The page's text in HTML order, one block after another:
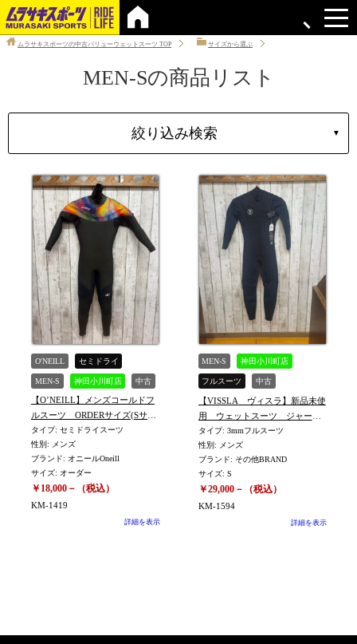
ムラサキスポーツの中古バリューウェットスーツ TOP サイズから選ぶ
MEN-Sの商品リスト
絞り込み検索 ▼
ブランド
サイズ
在庫店舗
O'NEILL セミドライ
MEN-S 神田小川町店 中古
【O’NEILL】メンズコールドフ
ルスーツ ORDERサイズ(Sサイ
ズ相当） ※KM-1419
タイプ: セミドライスーツ
性別: メンズ
ブランド: オニールOneill
サイズ: オーダー
￥18,000－（税込）
KM-1419
詳細を表示
MEN-S 神田小川町店
フルスーツ 中古
その他ブランド
【VISSLA ヴィスラ】新品未使
用 ウェットスーツ ジャーフ
ルウォームフル 3×2㎜ Sサイ
ズ ※KM-1594
タイプ: 3mmフルスーツ
性別: メンズ
ブランド: その他BRAND
サイズ: S
￥29,000－（税込）
KM-1594
詳細を表示